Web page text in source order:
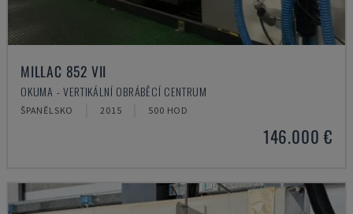
MILLAC 852 VII
OKUMA - VERTIKÁLNÍ OBRÁBĚCÍ CENTRUM
ŠPANĚLSKO 2015 500 HOD
146.000 €